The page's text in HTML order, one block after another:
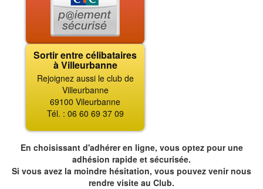
Sortir entre célibataires
à Villeurbanne
Rejoignez aussi le club de
Villeurbanne
69100 Vileurbanne
Tél. : 06 60 69 37 09
En choisissant d'adhérer en ligne, vous optez pour une
adhésion rapide et sécurisée.
Si vous avez la moindre hésitation, vous pouvez venir nous
rendre visite au Club.